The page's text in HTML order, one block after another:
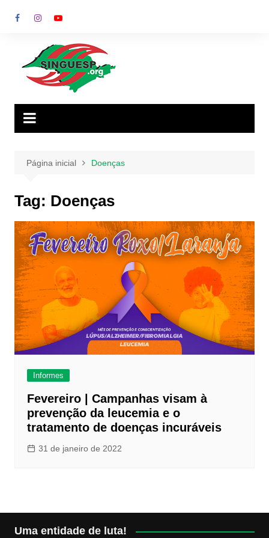
para
Página inicial Doenças
Tag: Doenças
Informes
Fevereiro | Campanhas visam à
prevenção da leucemia e o
tratamento de doenças incuráveis
31 de janeiro de 2022
Uma entidade de luta!